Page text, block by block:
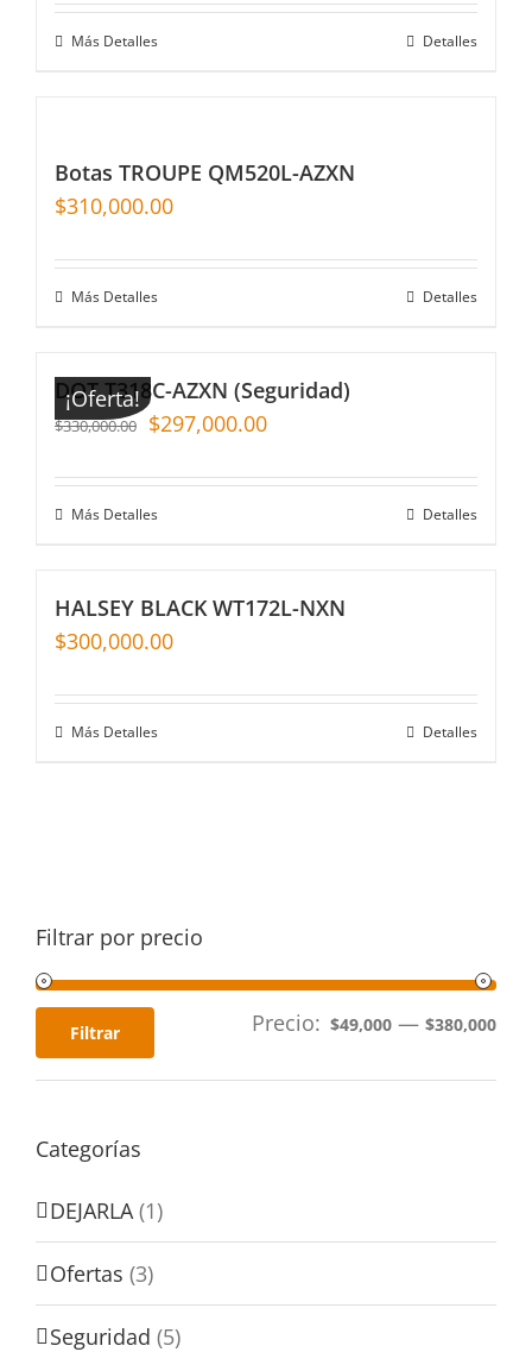
Más Detalles Detalles
Botas TROUPE QM520L-AZXN
$310,000.00
Más Detalles Detalles
¡Oferta!
DOT T318C-AZXN (Seguridad)
$330,000.00 $297,000.00
Más Detalles Detalles
HALSEY BLACK WT172L-NXN
$300,000.00
Más Detalles Detalles
Filtrar por precio
Filtrar Precio: $49,000 — $380,000
Categorías
DEJARLA (1)
Ofertas (3)
Seguridad (5)